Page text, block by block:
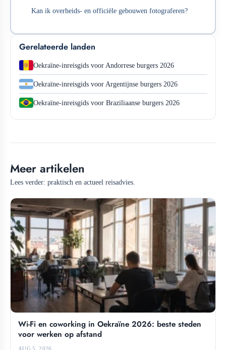
Kan ik overheids- en officiële gebouwen fotograferen?
Gerelateerde landen
Oekraïne-inreisgids voor Andorrese burgers 2026
Oekraïne-inreisgids voor Argentijnse burgers 2026
Oekraïne-inreisgids voor Braziliaanse burgers 2026
Meer artikelen
Lees verder: praktisch en actueel reisadvies.
Wi-Fi en coworking in Oekraïne 2026: beste steden
voor werken op afstand
AUG 5, 2026